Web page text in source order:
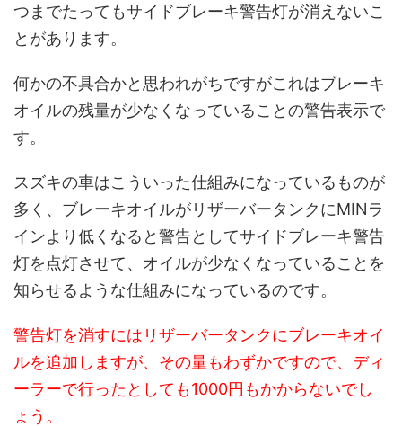
つまでたってもサイドブレーキ警告灯が消えないこ
とがあります。
何かの不具合かと思われがちですがこれはブレーキ
オイルの残量が少なくなっていることの警告表示で
す。
スズキの車はこういった仕組みになっているものが
多く、ブレーキオイルがリザーバータンクにMINラ
インより低くなると警告としてサイドブレーキ警告
灯を点灯させて、オイルが少なくなっていることを
知らせるような仕組みになっているのです。
警告灯を消すにはリザーバータンクにブレーキオイ
ルを追加しますが、その量もわずかですので、ディ
ーラーで行ったとしても1000円もかからないでし
ょう。